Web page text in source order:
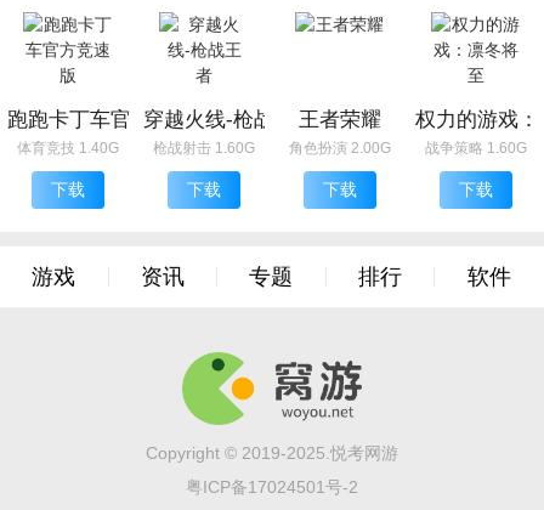
跑跑卡丁车官方竞速版
体育竞技 1.40G
下载
穿越火线-枪战王者
枪战射击 1.60G
下载
王者荣耀
角色扮演 2.00G
下载
权力的游戏
战争策略 1.60G
下载
游戏 资讯 专题 排行 软件
Copyright © 2019-2025.悦考网游
粤ICP备17024501号-2